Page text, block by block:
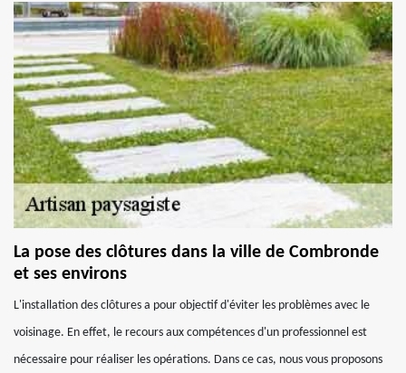
La pose des clôtures dans la ville de Combronde
et ses environs
L'installation des clôtures a pour objectif d'éviter les problèmes avec le
voisinage. En effet, le recours aux compétences d'un professionnel est
nécessaire pour réaliser les opérations. Dans ce cas, nous vous proposons